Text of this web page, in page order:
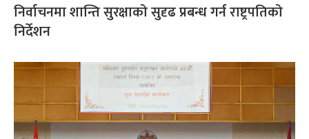
निर्वाचनमा शान्ति सुरक्षाको सुदृढ प्रबन्ध गर्न राष्ट्रपतिको
निर्देशन